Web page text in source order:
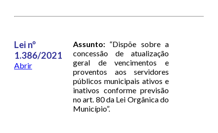
Lei nº
1.386/2021
Abrir
Assunto: “Dispõe sobre a
concessão de atualização
geral de vencimentos e
proventos aos servidores
públicos municipais ativos e
inativos conforme previsão
no art. 80 da Lei Orgânica do
Município”.